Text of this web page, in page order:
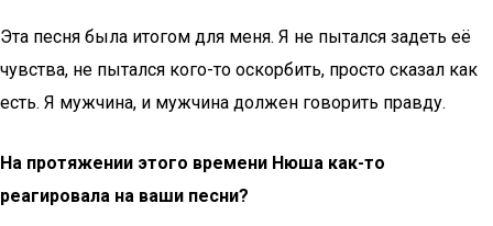
Эта песня была итогом для меня. Я не пытался задеть её
чувства, не пытался кого-то оскорбить, просто сказал как
есть. Я мужчина, и мужчина должен говорить правду.
На протяжении этого времени Нюша как-то
реагировала на ваши песни?